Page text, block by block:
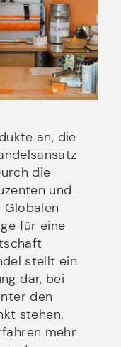
an, die
die
und
Globalen
für eine
stellt ein
dar, bei
den
stehen.
mehr